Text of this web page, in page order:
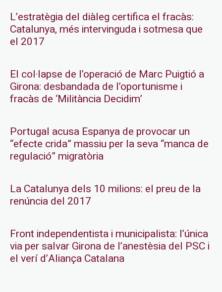
L’estratègia del diàleg certifica el fracàs:
Catalunya, més intervinguda i sotmesa que
el 2017
El col·lapse de l’operació de Marc Puigtió a
Girona: desbandada de l’oportunisme i
fracàs de ‘Militància Decidim’
Portugal acusa Espanya de provocar un
“efecte crida” massiu per la seva “manca de
regulació” migratòria
La Catalunya dels 10 milions: el preu de la
renúncia del 2017
Front independentista i municipalista: l’única
via per salvar Girona de l’anestèsia del PSC i
el verí d’Aliança Catalana